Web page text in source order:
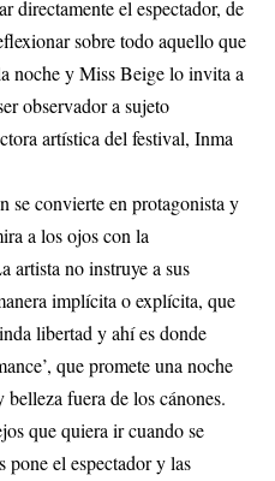
directamente el espectador, de
sobre todo aquello que
noche y Miss Beige lo invita a
observador a sujeto
artística del festival, Inma
se convierte en protagonista y
a los ojos con la
artista no instruye a sus
implícita o explícita, que
libertad y ahí es donde
que promete una noche
fuera de los cánones.
que quiera ir cuando se
pone el espectador y las